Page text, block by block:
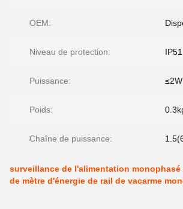
OEM:
Niveau de protection: IP51
Puissance: ≤2W
Poids:
Chaîne de puissance:
surveillance de l'alimentation
de mètre d'énergie de rail de vacarme